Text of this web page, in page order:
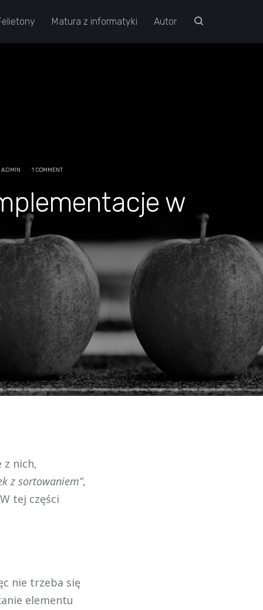
Matura z informatyki Autor
ADMIN 1 COMMENT
w
z nich,
z sortowaniem”,
tej części
nie trzeba się
elementu